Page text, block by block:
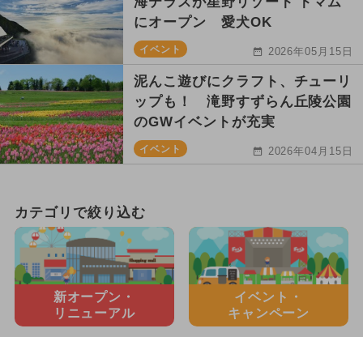
にオープン 愛犬OK
イベント 2026年05月15日
泥んこ遊びにクラフト、チューリ
ップも！ 滝野すずらん丘陵公園
のGWイベントが充実
イベント 2026年04月15日
カテゴリで絞り込む
新オープン・
リニューアル
イベント・
キャンペーン